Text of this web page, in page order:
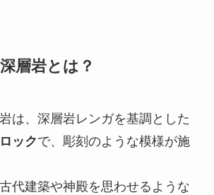
層岩とは？
は、深層岩レンガを基調とした
ックで、彫刻のような模様が施
代建築や神殿を思わせるような